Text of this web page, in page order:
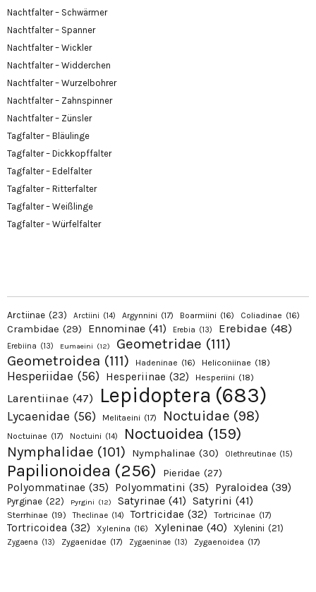
Nachtfalter – Schwärmer
Nachtfalter – Spanner
Nachtfalter – Wickler
Nachtfalter – Widderchen
Nachtfalter – Wurzelbohrer
Nachtfalter – Zahnspinner
Nachtfalter – Zünsler
Tagfalter – Bläulinge
Tagfalter – Dickkopffalter
Tagfalter – Edelfalter
Tagfalter – Ritterfalter
Tagfalter – Weißlinge
Tagfalter – Würfelfalter
Arctiinae (23) Arctiini (14) Argynnini (17) Boarmiini (16) Coliadinae (16)
Crambidae (29) Ennominae (41) Erebia (13) Erebidae (48)
Erebiina (13) Eumaeini (12) Geometridae (111)
Geometroidea (111) Hadeninae (16) Heliconiinae (18)
Hesperiidae (56) Hesperiinae (32) Hesperiini (18)
Larentiinae (47) Lepidoptera (683)
Lycaenidae (56) Melitaeini (17) Noctuidae (98)
Noctuinae (17) Noctuini (14) Noctuoidea (159)
Nymphalidae (101) Nymphalinae (30) Olethreutinae (15)
Papilionoidea (256) Pieridae (27)
Polyommatinae (35) Polyommatini (35) Pyraloidea (39)
Pyrginae (22) Pyrgini (12) Satyrinae (41) Satyrini (41)
Sterrhinae (19) Theclinae (14) Tortricidae (32) Tortricinae (17)
Tortricoidea (32) Xylenina (16) Xyleninae (40) Xylenini (21)
Zygaena (13) Zygaenidae (17) Zygaeninae (13) Zygaenoidea (17)